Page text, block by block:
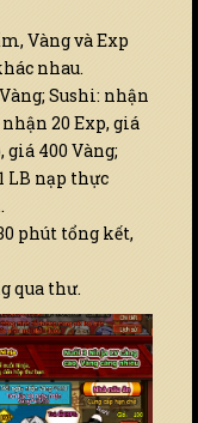
Vàng và Exp
nhau.
Sushi: nhận
nhận 20 Exp, giá
giá 400 Vàng;
LB nạp thực
phút tổng kết,
qua thư.